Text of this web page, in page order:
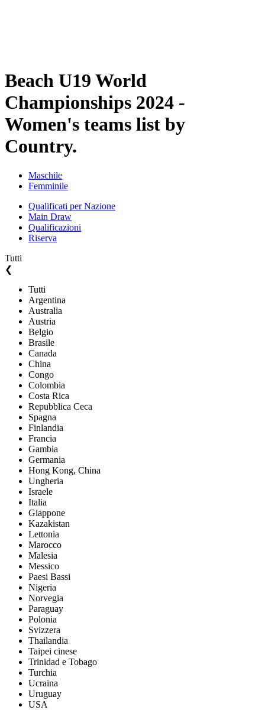
Beach U19 World
Championships 2024 -
Women's teams list by
Country.
Maschile
Femminile
Qualificati per Nazione
Main Draw
Qualificazioni
Riserva
Tutti
❮
Tutti
Argentina
Australia
Austria
Belgio
Brasile
Canada
China
Congo
Colombia
Costa Rica
Repubblica Ceca
Spagna
Finlandia
Francia
Gambia
Germania
Hong Kong, China
Ungheria
Israele
Italia
Giappone
Kazakistan
Lettonia
Marocco
Malesia
Messico
Paesi Bassi
Nigeria
Norvegia
Paraguay
Polonia
Svizzera
Thailandia
Taipei cinese
Trinidad e Tobago
Turchia
Ucraina
Uruguay
USA